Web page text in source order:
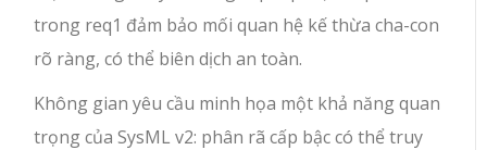
trong req1 đảm bảo mối quan hệ kế thừa cha-con
rõ ràng, có thể biên dịch an toàn.
Không gian yêu cầu minh họa một khả năng quan
trọng của SysML v2: phân rã cấp bậc có thể truy